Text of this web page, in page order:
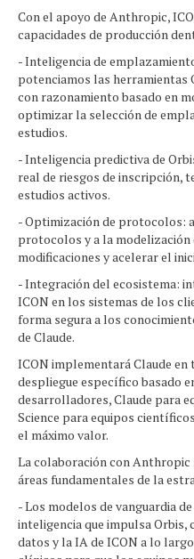
Con el apoyo de Anthropic,
capacidades de producción
- Inteligencia de
potenciamos las herramientas
con razonamiento basado en
optimizar la selección de
estudios.
- Inteligencia predictiva de
real de riesgos de inscripción,
estudios activos.
- Optimización de protocolos:
protocolos y a la modelización
modificaciones y acelerar el
- Integración del ecosistema:
ICON en los sistemas de los
forma segura a los
de Claude.
ICON implementará Claude
despliegue específico basado
desarrolladores, Claude para
Science para equipos
el máximo valor.
La colaboración con
áreas fundamentales de la
- Los modelos de vanguardia
inteligencia que impulsa Orbis,
datos y la IA de ICON a lo